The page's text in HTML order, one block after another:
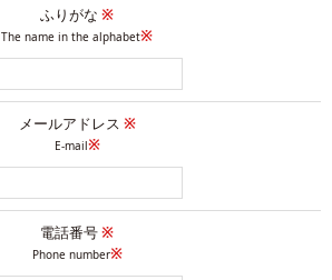
ふりがな ※
The name in the alphabet※
メールアドレス ※
E-mail※
電話番号※
Phone number※